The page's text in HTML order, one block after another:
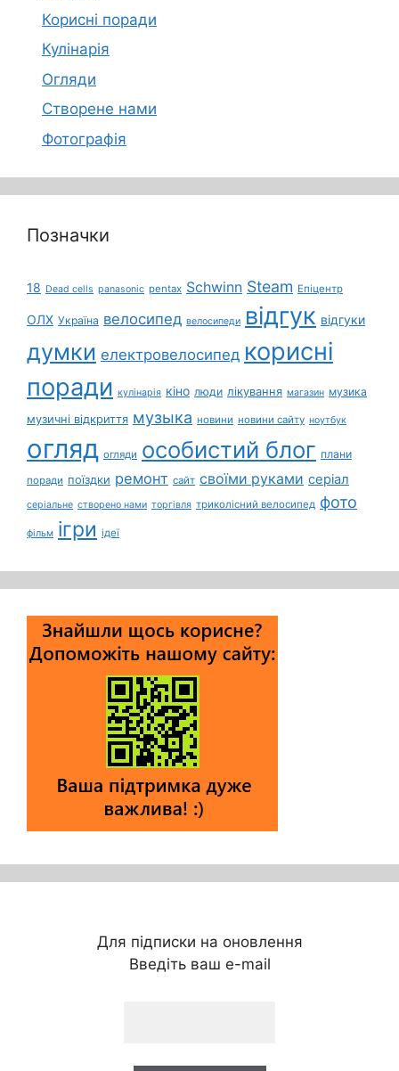
Корисні поради
Кулінарія
Огляди
Створене нами
Фотографія
Позначки
18 Dead cells panasonic pentax Schwinn Steam Епіцентр
ОЛХ Україна велосипед велосипеди відгук відгуки
думки електровелосипед корисні
поради кулінарія кіно люди лікування магазин музика
музичні відкриття музыка новини новини сайту ноутбук
огляд огляди особистий блог плани
поради поїздки ремонт сайт своїми руками серіал
серіальне створено нами торгівля триколісний велосипед фото
фільм ігри ідеї
Для підписки на оновлення
Введіть ваш e-mail